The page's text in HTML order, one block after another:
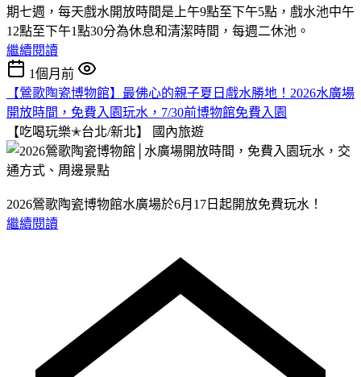
期七週，每天戲水開放時間是上午9點至下午5點，戲水池中午
12點至下午1點30分為休息和清潔時間，每週二休池。
繼續閱讀
1個月前
【鶯歌陶瓷博物館】最佛心的親子夏日戲水勝地！2026水廣場
開放時間，免費入園玩水，7/30前博物館免費入園
【吃喝玩樂✭台北/新北】
國內旅遊
2026鶯歌陶瓷博物館水廣場於6月17日起開放免費玩水！
繼續閱讀